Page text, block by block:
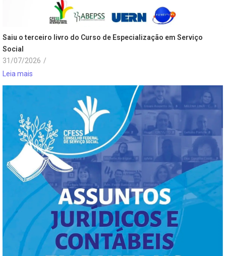
Saiu o terceiro livro do Curso de Especialização em Serviço
Social
31/07/2026 /
Leia mais